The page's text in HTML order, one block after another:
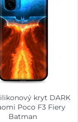
kryt DARK
Poco F3 Fiery
Batman